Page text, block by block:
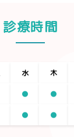
診療時間
水 木
● ●
● ●